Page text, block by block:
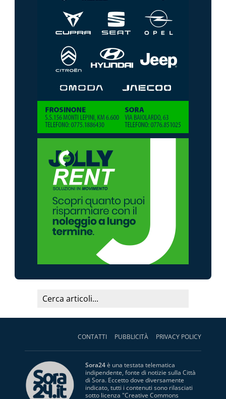
CONTATTI PUBBLICITÀ PRIVACY POLICY
Sora24è una testata telematica
indipendente, fonte di notizie sulla Città
di Sora. Eccetto dove diversamente
indicato, tutti i contenuti sono rilasciati
sotto licenza "Creative Commons